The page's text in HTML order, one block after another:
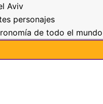
Aviv
personajes
de todo el
hogar